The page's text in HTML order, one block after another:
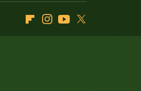
FlipboardInstagramYoutube